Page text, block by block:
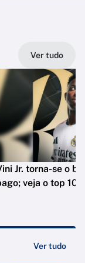
Ver tudo
Jr. torna-se o
veja o top 10
Ver tudo